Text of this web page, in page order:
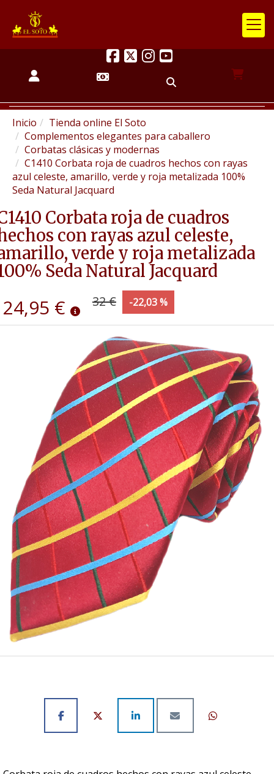
Inicio
Tienda online El Soto
Complementos elegantes para caballero
Corbatas clásicas y modernas
C1410 Corbata roja de cuadros hechos con rayas
azul celeste, amarillo, verde y roja metalizada 100%
Seda Natural Jacquard
Corbata roja de cuadros
con rayas azul celeste,
verde y roja metalizada
Seda Natural Jacquard
24,95 € 32 € -22,03 %